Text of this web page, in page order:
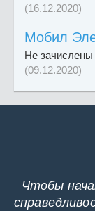
(16.12.2020)
Мобил
Не зачислены
(09.12.2020)
Чтобы